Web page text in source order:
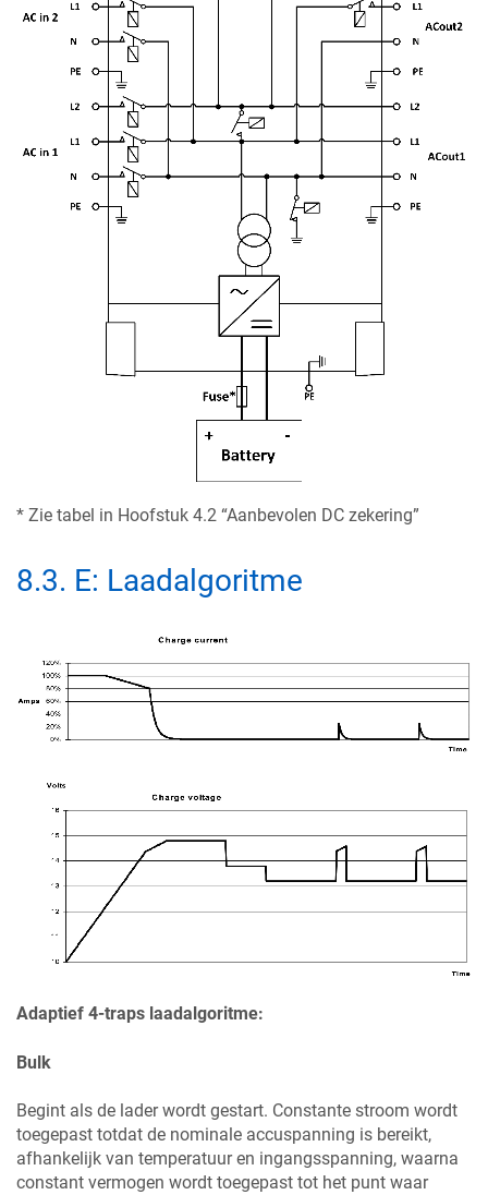
* Zie tabel in Hoofstuk 4.2 “Aanbevolen DC zekering”
8.3. E: Laadalgoritme
Adaptief 4-traps laadalgoritme:
Bulk
Begint als de lader wordt gestart. Constante stroom wordt
toegepast totdat de nominale accuspanning is bereikt,
afhankelijk van temperatuur en ingangsspanning, waarna
constant vermogen wordt toegepast tot het punt waar